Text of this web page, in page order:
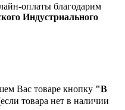
оплаты благодарим
Индустриального
Вас товаре кнопку "В
товара нет в наличии